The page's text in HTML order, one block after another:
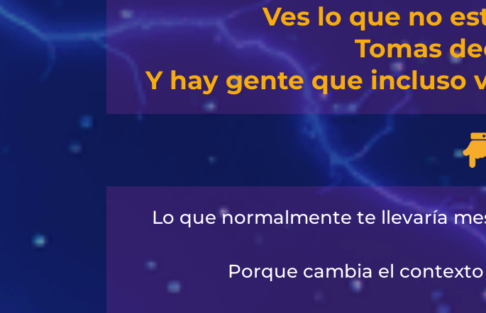
Ves lo que no
Tomas
Y hay gente que incluso
Lo que normalmente te llevaría
Porque cambia el